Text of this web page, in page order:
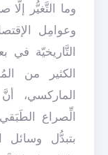
وما التَّغيُّر إلَّا
وعوامِل
التَّاريخيّة
الكثير من
الماركسي،
الِّصراع
بتبدُّل وسائل